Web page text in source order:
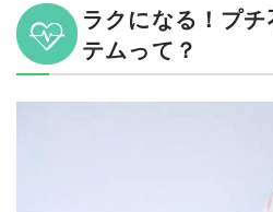
ラクになる！プ
テムって？